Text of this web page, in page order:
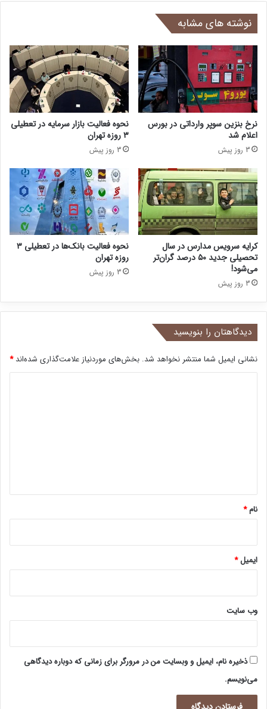
نوشته های مشابه
نرخ بنزین سوپر وارداتی در بورس
اعلام شد
3 روز پیش
نحوه فعالیت بازار سرمایه در تعطیلی
۳ روزه تهران
3 روز پیش
کرایه سرویس مدارس در سال
تحصیلی جدید ۵۰ درصد گران‌تر
می‌شود!
3 روز پیش
نحوه فعالیت بانک‌ها در تعطیلی ۳
روزه تهران
3 روز پیش
دیدگاهتان را بنویسید
نشانی ایمیل شما منتشر نخواهد شد. بخش‌های موردنیاز علامت‌گذاری شده‌اند*
نام*
ایمیل*
وب‌ سایت
ذخیره نام، ایمیل و وبسایت من در مرورگر برای زمانی که دوباره دیدگاهی
می‌نویسم.